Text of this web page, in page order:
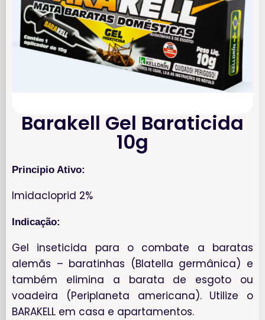
Barakell Gel Baraticida
10g
Principio Ativo:
Imidacloprid 2%
Indicação:
Gel inseticida para o combate a baratas
alemãs – baratinhas (Blatella germânica) e
também elimina a barata de esgoto ou
voadeira (Periplaneta americana). Utilize o
BARAKELL em casa e apartamentos.